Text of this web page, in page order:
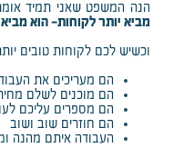
הנה המשפט שאני תמיד
מביא יותר לקוחות- הוא
וכשיש לכם לקוחות טובים
הם מעריכים את
הם מוכנים לשלם
הם מספרים עליכם
הם חוזרים שוב ושוב
העבודה איתם מהנה